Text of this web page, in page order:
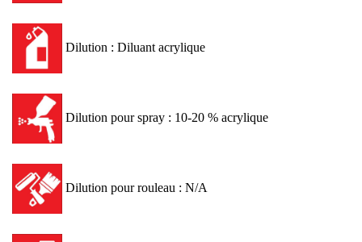
Dilution : Diluant acrylique
Dilution pour spray : 10-20 % acrylique
Dilution pour rouleau : N/A